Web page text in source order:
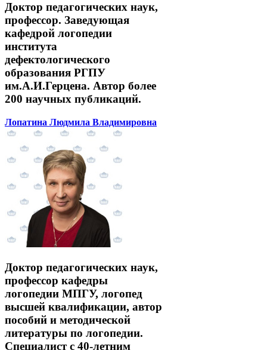
Доктор педагогических наук,
профессор. Заведующая
кафедрой логопедии
института
дефектологического
образования РГПУ
им.А.И.Герцена. Автор более
200 научных публикаций.
Лопатина Людмила Владимировна
Доктор педагогических наук,
профессор кафедры
логопедии МПГУ, логопед
высшей квалификации, автор
пособий и методической
литературы по логопедии.
Специалист с 40-летним